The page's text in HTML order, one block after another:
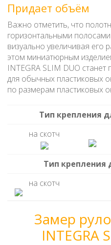
Придает объём
Важно отметить, что
горизонтальными
визуально увеличивая его
этом миниатюрным
INTEGRA SLIM DUO
для обычных пластиковых
по размерам пластиковых
Тип крепления
на скотч
Тип крепления
на скотч
Замер
INTEGRA